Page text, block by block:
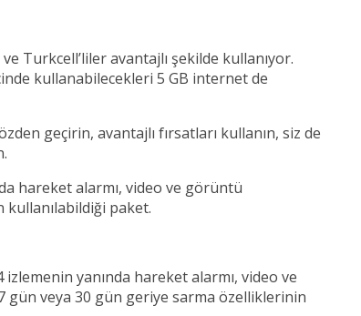
Turkcell’liler avantajlı şekilde kullanıyor.
kullanabilecekleri 5 GB internet de
geçirin, avantajlı fırsatları kullanın, siz de
hareket alarmı, video ve görüntü
paket.
yanında hareket alarmı, video ve
gün veya 30 gün geriye sarma özelliklerinin